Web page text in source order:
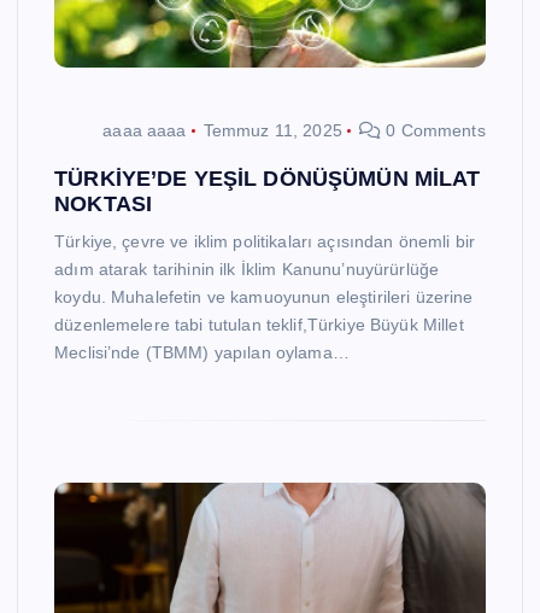
aaaa aaaa Temmuz 11, 2025 0 Comments
TÜRKİYE’DE YEŞİL DÖNÜŞÜMÜN MİLAT
NOKTASI
Türkiye, çevre ve iklim politikaları açısından önemli bir
adım atarak tarihinin ilk İklim Kanunu’nuyürürlüğe
koydu. Muhalefetin ve kamuoyunun eleştirileri üzerine
düzenlemelere tabi tutulan teklif,Türkiye Büyük Millet
Meclisi’nde (TBMM) yapılan oylama…